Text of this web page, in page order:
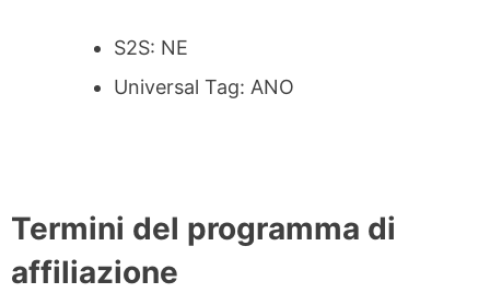
S2S: NE
Universal Tag: ANO
Termini del programma di
affiliazione